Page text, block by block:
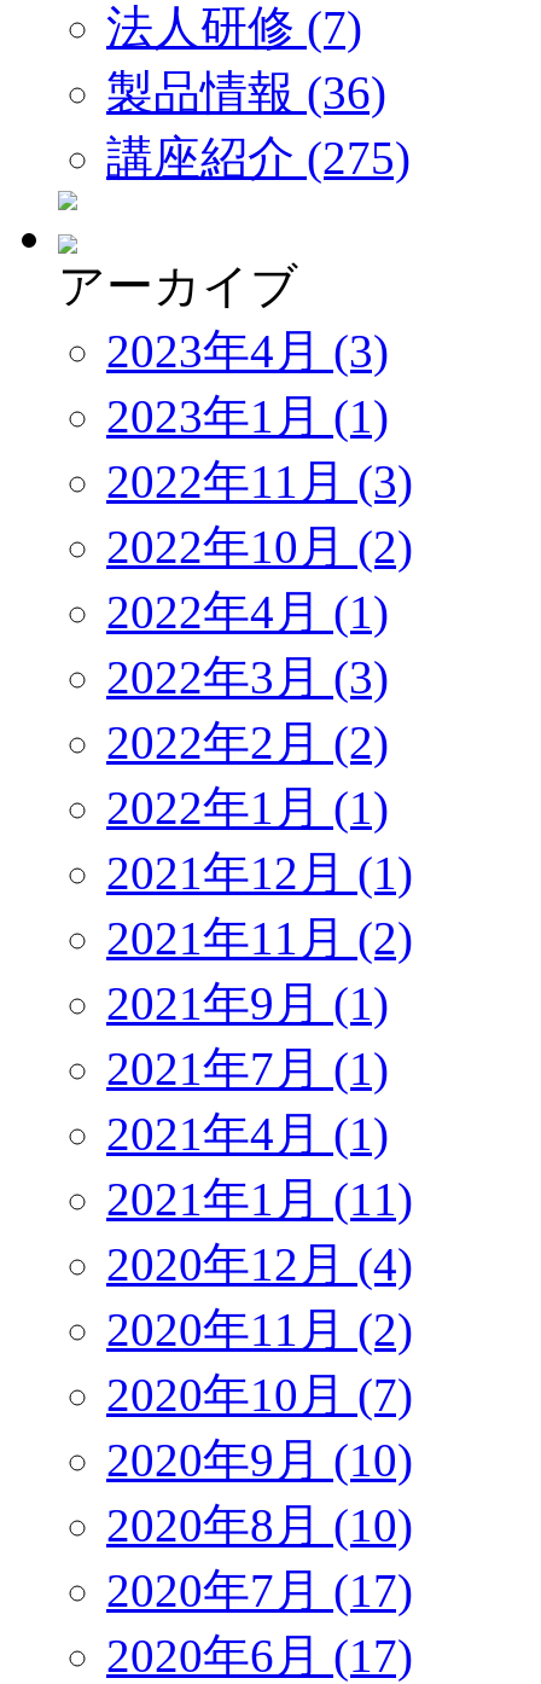
法人研修 (7)
製品情報 (36)
講座紹介 (275)
アーカイブ
2023年4月 (3)
2023年1月 (1)
2022年11月 (3)
2022年10月 (2)
2022年4月 (1)
2022年3月 (3)
2022年2月 (2)
2022年1月 (1)
2021年12月 (1)
2021年11月 (2)
2021年9月 (1)
2021年7月 (1)
2021年4月 (1)
2021年1月 (11)
2020年12月 (4)
2020年11月 (2)
2020年10月 (7)
2020年9月 (10)
2020年8月 (10)
2020年7月 (17)
2020年6月 (17)